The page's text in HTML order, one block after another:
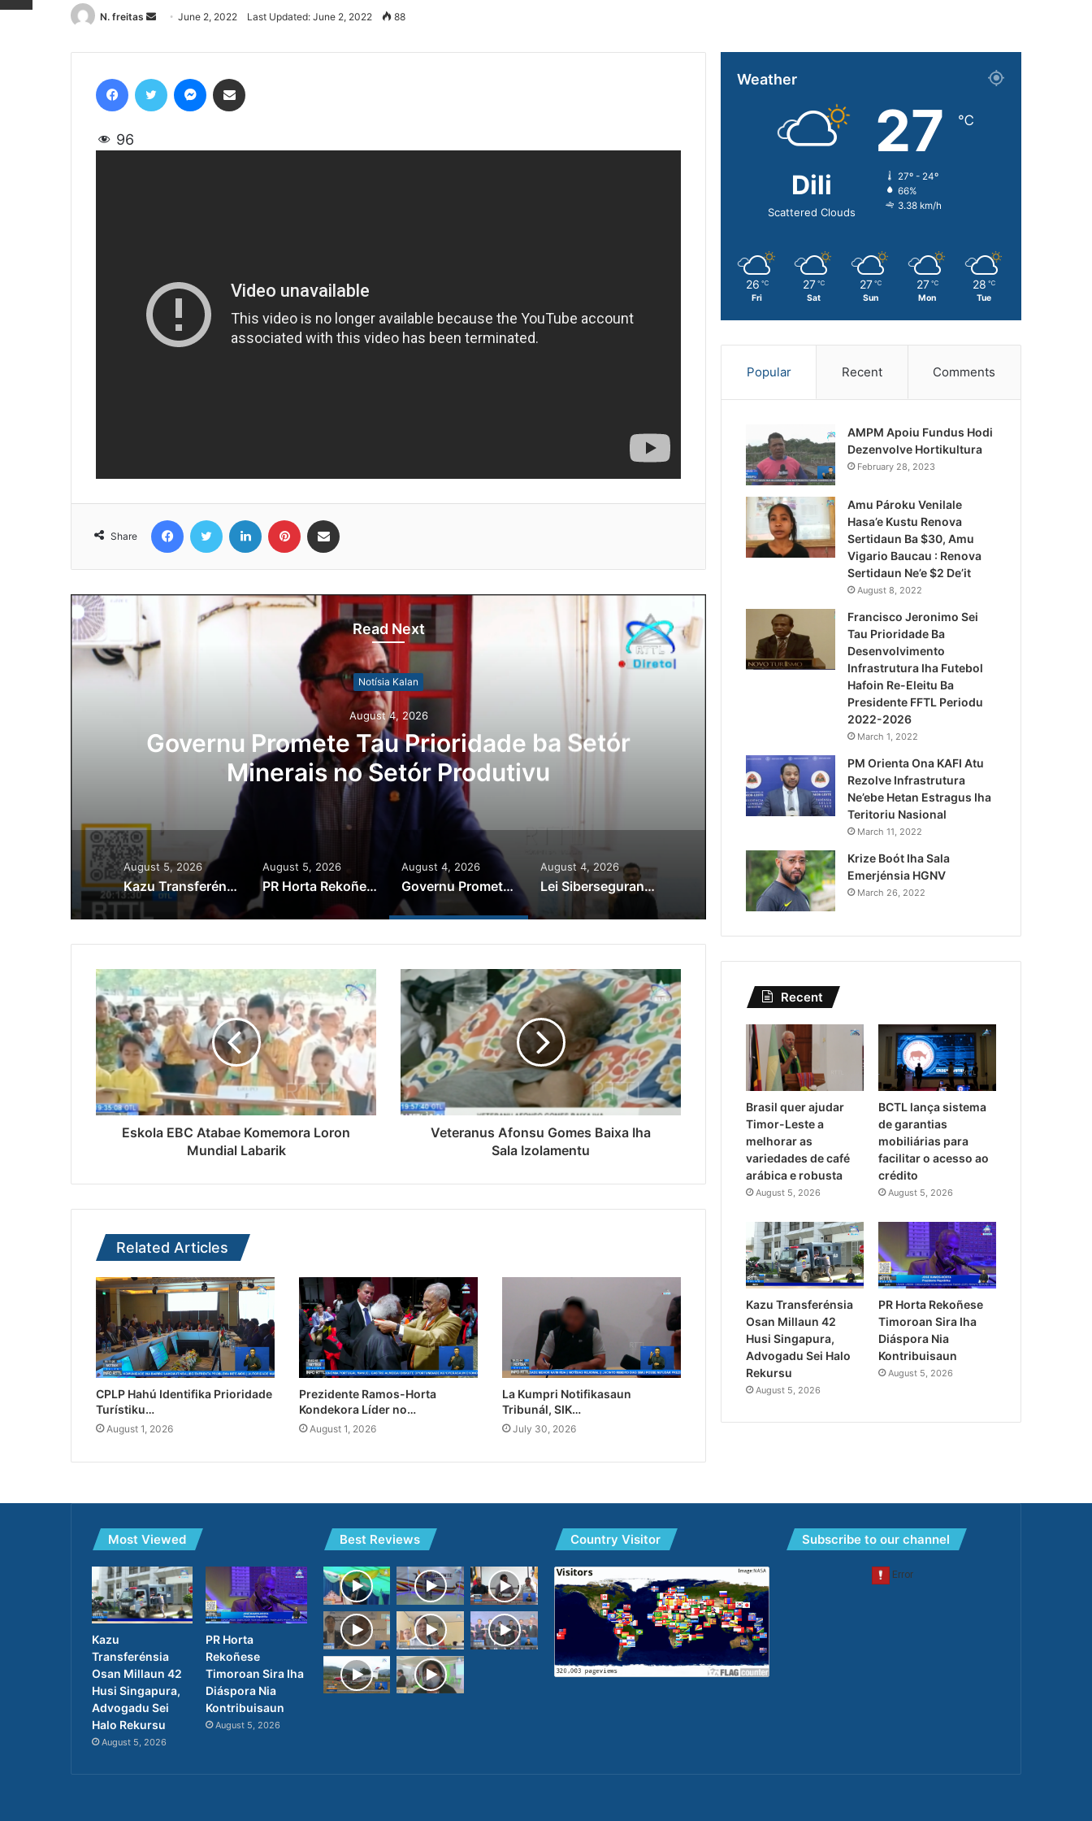
N. freitas
Send
email
June 2, 2022 Last Updated: June 2, 2022 88
96
Share
Read Next
Notísia Kalan
August 4, 2026
Governu Promete Tau Prioridade ba Setór
Minerais no Setór Produtivu
Lei Siberseguransa Ajuda
Kaptura Autór Kriminozu
Estranjeiru
August 5, 2026
Kazu Transferénsia Osan Millaun 42 Husi Singapura, Advogadu Sei Halo Rekursu
August 5, 2026
PR Horta Rekoñese Timoroan Sira Iha Diáspora Nia Kontribuisaun
August 4, 2026
Governu Promete Tau Prioridade ba Setór Minerais no Setór Produtivu
August 4, 2026
Lei Siberseguransa Ajuda Autoridade Polisiál Kaptura Autór Kriminozu ho Paradeiru Iha Estranjeiru
Eskola EBC Atabae Komemora Loron
Mundial Labarik
Veteranus Afonsu Gomes Baixa Iha
Sala Izolamentu
Related Articles
CPLP Hahú Identifika Prioridade
Turístiku…
August 1, 2026
Prezidente Ramos-Horta
Kondekora Líder no…
August 1, 2026
La Kumpri Notifikasaun
Tribunál, SIK…
July 30, 2026
Weather
Dili
Scattered Clouds
27 ℃
27º - 24º
66%
3.38 km/h
26 ℃
Fri
27 ℃
Sat
27 ℃
Sun
27 ℃
Mon
28 ℃
Tue
Popular Recent Comments
AMPM Apoiu Fundus Hodi
Dezenvolve Hortikultura
February 28, 2023
Amu Pároku Venilale
Hasa’e Kustu Renova
Sertidaun Ba $30, Amu
Vigario Baucau : Renova
Sertidaun Ne’e $2 De’it
August 8, 2022
Francisco Jeronimo Sei
Tau Prioridade Ba
Desenvolvimento
Infrastrutura Iha Futebol
Hafoin Re-Eleitu Ba
Presidente FFTL Periodu
2022-2026
March 1, 2022
PM Orienta Ona KAFI Atu
Rezolve Infrastrutura
Ne’ebe Hetan Estragus Iha
Teritoriu Nasional
March 11, 2022
Krize Boót Iha Sala
Emerjénsia HGNV
March 26, 2022
Recent
Brasil quer ajudar
Timor-Leste a
melhorar as
variedades de café
arábica e robusta
August 5, 2026
BCTL lança sistema
de garantias
mobiliárias para
facilitar o acesso ao
crédito
August 5, 2026
Kazu Transferénsia
Osan Millaun 42
Husi Singapura,
Advogadu Sei Halo
Rekursu
August 5, 2026
PR Horta Rekoñese
Timoroan Sira Iha
Diáspora Nia
Kontribuisaun
August 5, 2026
Most Viewed
Kazu
Transferénsia
Osan Millaun 42
Husi Singapura,
Advogadu Sei
Halo Rekursu
August 5, 2026
PR Horta
Rekoñese
Timoroan Sira Iha
Diáspora Nia
Kontribuisaun
August 5, 2026
Best Reviews Country Visitor Subscribe to our channel